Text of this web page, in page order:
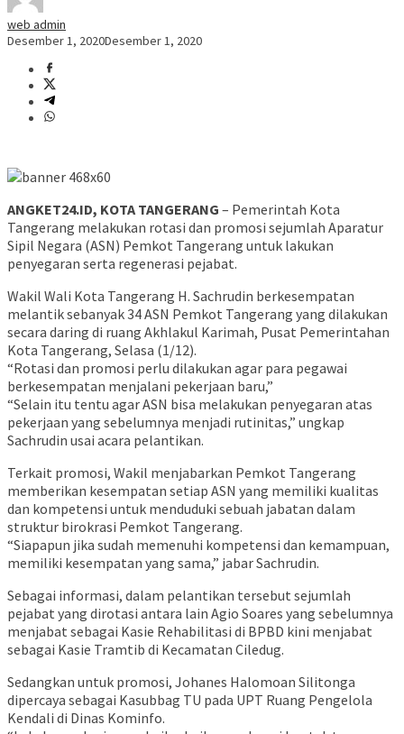
web admin
Desember 1, 2020Desember 1, 2020
ANGKET24.ID, KOTA TANGERANG – Pemerintah Kota
Tangerang melakukan rotasi dan promosi sejumlah Aparatur
Sipil Negara (ASN) Pemkot Tangerang untuk lakukan
penyegaran serta regenerasi pejabat.
Wakil Wali Kota Tangerang H. Sachrudin berkesempatan
melantik sebanyak 34 ASN Pemkot Tangerang yang dilakukan
secara daring di ruang Akhlakul Karimah, Pusat Pemerintahan
Kota Tangerang, Selasa (1/12).
“Rotasi dan promosi perlu dilakukan agar para pegawai
berkesempatan menjalani pekerjaan baru,”
“Selain itu tentu agar ASN bisa melakukan penyegaran atas
pekerjaan yang sebelumnya menjadi rutinitas,” ungkap
Sachrudin usai acara pelantikan.
Terkait promosi, Wakil menjabarkan Pemkot Tangerang
memberikan kesempatan setiap ASN yang memiliki kualitas
dan kompetensi untuk menduduki sebuah jabatan dalam
struktur birokrasi Pemkot Tangerang.
“Siapapun jika sudah memenuhi kompetensi dan kemampuan,
memiliki kesempatan yang sama,” jabar Sachrudin.
Sebagai informasi, dalam pelantikan tersebut sejumlah
pejabat yang dirotasi antara lain Agio Soares yang sebelumnya
menjabat sebagai Kasie Rehabilitasi di BPBD kini menjabat
sebagai Kasie Tramtib di Kecamatan Ciledug.
Sedangkan untuk promosi, Johanes Halomoan Silitonga
dipercaya sebagai Kasubbag TU pada UPT Ruang Pengelola
Kendali di Dinas Kominfo.